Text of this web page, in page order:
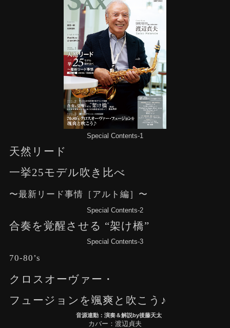
Special Contents-1
天然リード
一挙25モデル吹き比べ
〜最新リード事情［アルト編］〜
Special Contents-2
合奏を覚醒させる “架け橋”
Special Contents-3
70-80’s
クロスオーヴァー・
フュージョンを颯爽と吹こう♪
音源連動：演奏＆解説by後藤天太
カバー：渡辺貞夫